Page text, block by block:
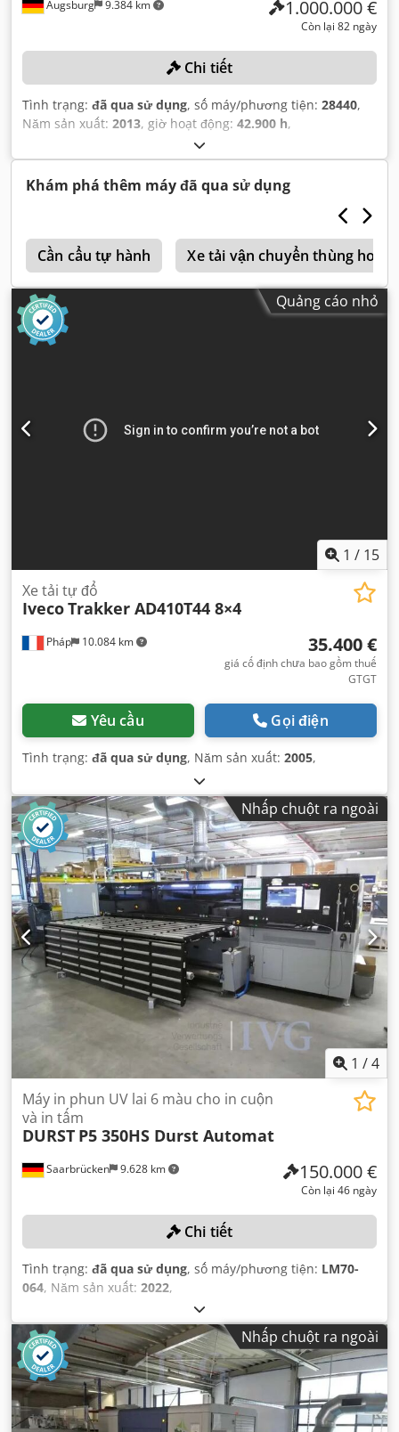
Augsburg 9.384 km 1.000.000 €
Còn lại 82 ngày
Chi tiết
Tình trạng: đã qua sử dụng, số máy/phương tiện: 28440,
Năm sản xuất: 2013, giờ hoạt động: 42.900 h,
Khám phá thêm máy đã qua sử dụng
Cần cẩu tự hành Xe tải vận chuyển thùng
Quảng cáo nhỏ
1 / 15
Pháp 10.084 km
Xe tải tự đổ
IvecoTrakker AD410T44 8×4
35.400 €
giá cố định chưa bao gồm thuế
GTGT
Yêu cầu Gọi điện
Tình trạng: đã qua sử dụng, Năm sản xuất: 2005,
Nhấp chuột ra ngoài
1 /4
Saarbrücken 9.628 km
Máy in phun UV lai 6 màu cho in cuộn
và in tấm
DURST P5 350HS Durst Automat
150.000 €
Còn lại 46 ngày
Chi tiết
Tình trạng: đã qua sử dụng, số máy/phương tiện: LM70-
064, Năm sản xuất: 2022,
Nhấp chuột ra ngoài